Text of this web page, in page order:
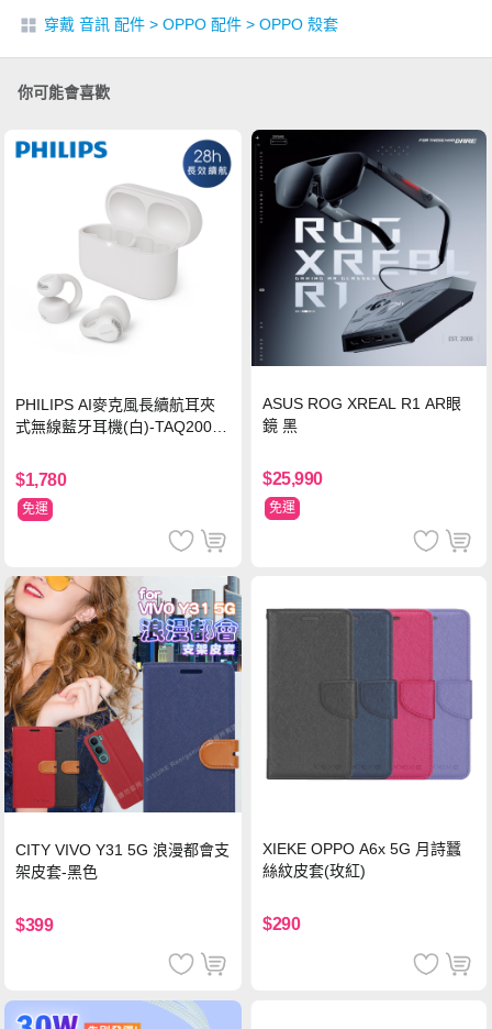
穿戴 音訊 配件 > OPPO 配件 > OPPO 殼套
你可能會喜歡
PHILIPS AI麥克風長續航耳夾
式無線藍牙耳機(白)-TAQ2000
$1,780
免運
ASUS ROG XREAL R1 AR眼
鏡 黑
$25,990
免運
CITY VIVO Y31 5G 浪漫都會支
架皮套-黑色
$399
XIEKE OPPO A6x 5G 月詩蠶
絲紋皮套(玫紅)
$290